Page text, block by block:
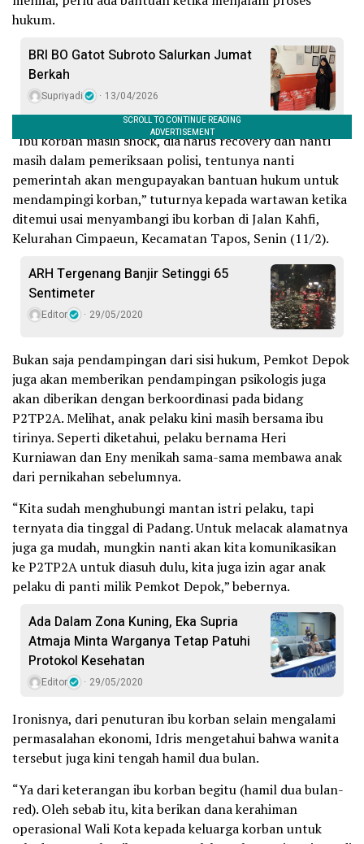
hukum.
BRI BO Gatot Subroto Salurkan Jumat
Berkah
Supriyadi 13/04/2026
“Ibu korban masih shock, dia harus recovery dan nanti
masih dalam pemeriksaan polisi, tentunya nanti
pemerintah akan mengupayakan bantuan hukum untuk
mendampingi korban,” tuturnya kepada wartawan ketika
ditemui usai menyambangi ibu korban di Jalan Kahfi,
Kelurahan Cimpaeun, Kecamatan Tapos, Senin (11/2).
ARH Tergenang Banjir Setinggi 65
Sentimeter
Editor 29/05/2020
Bukan saja pendampingan dari sisi hukum, Pemkot Depok
juga akan memberikan pendampingan psikologis juga
akan diberikan dengan berkoordinasi pada bidang
P2TP2A. Melihat, anak pelaku kini masih bersama ibu
tirinya. Seperti diketahui, pelaku bernama Heri
Kurniawan dan Eny menikah sama-sama membawa anak
dari pernikahan sebelumnya.
“Kita sudah menghubungi mantan istri pelaku, tapi
ternyata dia tinggal di Padang. Untuk melacak alamatnya
juga ga mudah, mungkin nanti akan kita komunikasikan
ke P2TP2A untuk diasuh dulu, kita juga izin agar anak
pelaku di panti milik Pemkot Depok,” bebernya.
Ada Dalam Zona Kuning, Eka Supria
Atmaja Minta Warganya Tetap Patuhi
Protokol Kesehatan
Editor 29/05/2020
Ironisnya, dari penuturan ibu korban selain mengalami
permasalahan ekonomi, Idris mengetahui bahwa wanita
tersebut juga kini tengah hamil dua bulan.
“Ya dari keterangan ibu korban begitu (hamil dua bulan-
red). Oleh sebab itu, kita berikan dana kerahiman
operasional Wali Kota kepada keluarga korban untuk